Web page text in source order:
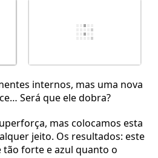
internos, mas uma nova
Será que ele dobra?
mas colocamos esta
jeito. Os resultados: este
tão forte e azul quanto o